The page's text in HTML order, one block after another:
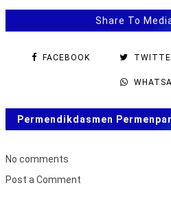
Share To
FACEBOOK
Permendikdasmen
No comments
Post a Comment